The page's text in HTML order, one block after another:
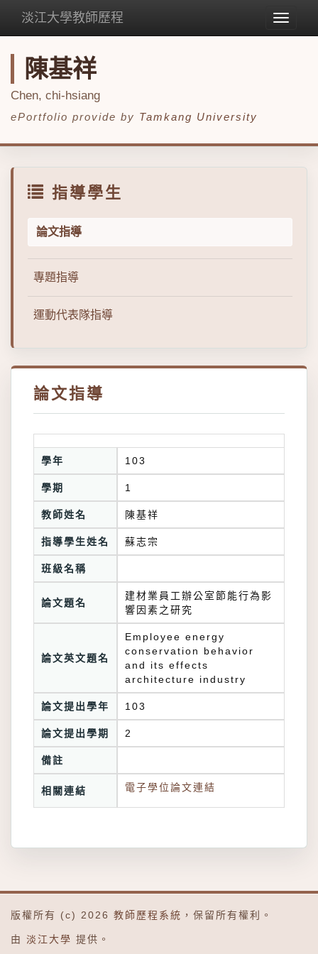
Toggle
淡江大學教師歷程
陳基祥
Chen, chi-hsiang
ePortfolio provide by Tamkang University
指導學生
論文指導
專題指導
運動代表隊指導
論文指導
學年 103
學期 1
教師姓名 陳基祥
指導學生姓名 蘇志宗
班級名稱
論文題名
建材業員工辦公室節能行為影
響因素之研究
論文英文題名
Employee energy
conservation behavior
and its effects
architecture industry
論文提出學年 103
論文提出學期 2
備註
相關連結 電子學位論文連結
版權所有 (c) 2026 教師歷程系統 ，保留所有權利。
由 淡江大學 提供。